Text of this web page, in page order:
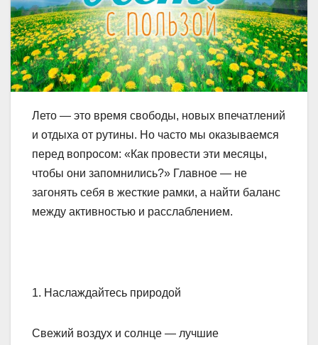
Лето — это время свободы, новых впечатлений
и отдыха от рутины. Но часто мы оказываемся
перед вопросом: «Как провести эти месяцы,
чтобы они запомнились?» Главное — не
загонять себя в жесткие рамки, а найти баланс
между активностью и расслаблением.
1. Наслаждайтесь природой
Свежий воздух и солнце — лучшие